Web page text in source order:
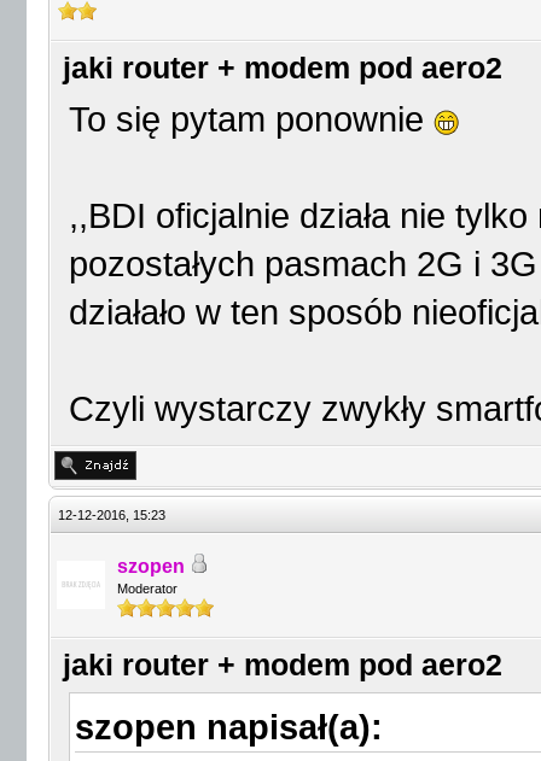
jaki router + modem pod aero2
To się pytam ponownie
,,BDI oficjalnie działa nie
pozostałych pasmach 2G i
działało w ten sposób
Czyli wystarczy zwykły
12-12-2016, 15:23
szopen
Moderator
jaki router + modem pod aero2
szopen napisał(a):